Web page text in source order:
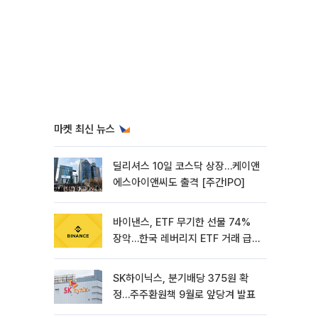
마켓 최신 뉴스
딜리셔스 10일 코스닥 상장…케이앤
에스아이앤씨도 출격 [주간IPO]
바이낸스, ETF 무기한 선물 74%
장악…한국 레버리지 ETF 거래 급
SK하이닉스, 분기배당 375원 확
정…주주환원책 9월로 앞당겨 발표